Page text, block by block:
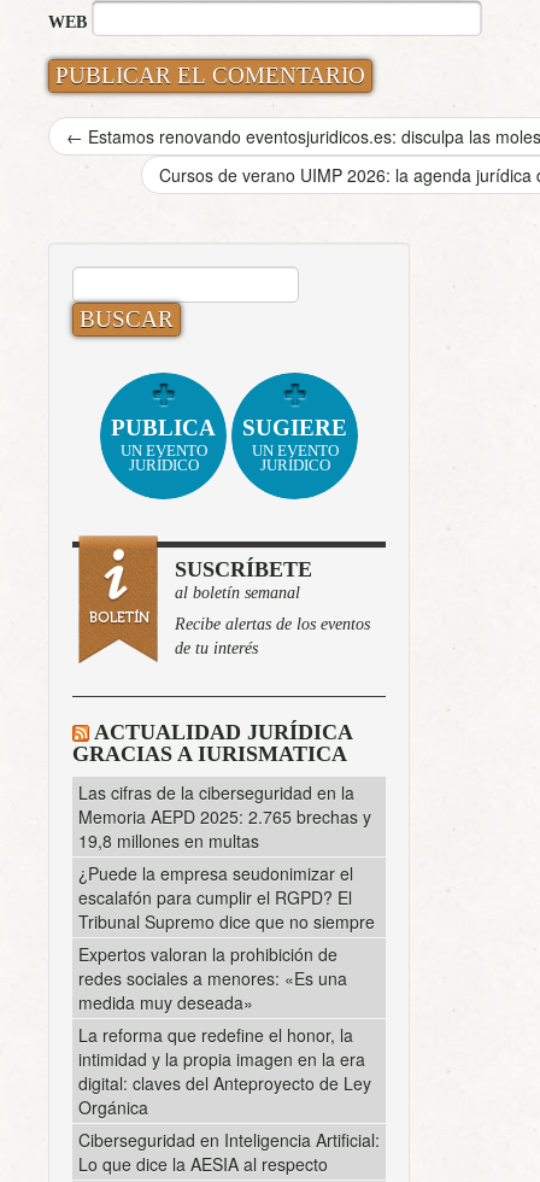
WEB
← Estamos renovando eventosjuridicos.es: disculpa las
Cursos de verano UIMP 2026: la agenda
BUSCAR:
PUBLICA
UN EVENTO
JURÍDICO
SUGIERE
UN EVENTO
JURÍDICO
SUSCRÍBETE
al boletín semanal
Recibe alertas de los eventos
de tu interés
ACTUALIDAD JURÍDICA
GRACIAS A IURISMATICA
Las cifras de la ciberseguridad en la
Memoria AEPD 2025: 2.765 brechas y
19,8 millones en multas
¿Puede la empresa seudonimizar el
escalafón para cumplir el RGPD? El
Tribunal Supremo dice que no siempre
Expertos valoran la prohibición de
redes sociales a menores: «Es una
medida muy deseada»
La reforma que redefine el honor, la
intimidad y la propia imagen en la era
digital: claves del Anteproyecto de Ley
Orgánica
Ciberseguridad en Inteligencia Artificial:
Lo que dice la AESIA al respecto